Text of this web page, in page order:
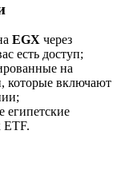
EGX через
есть доступ;
на
которые включают
египетские
ETF.